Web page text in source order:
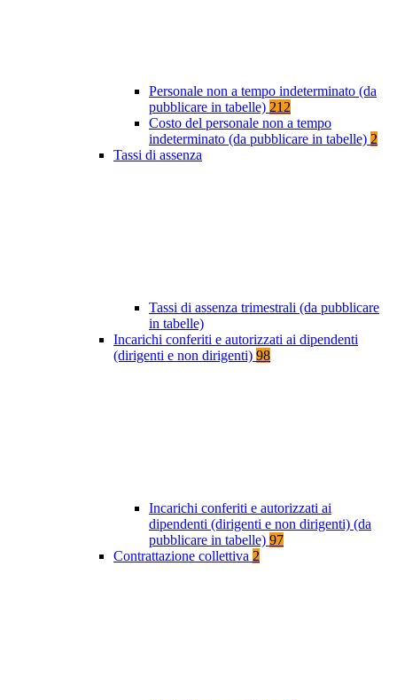
Personale non a tempo indeterminato (da
pubblicare in tabelle) 212
Costo del personale non a tempo
indeterminato (da pubblicare in tabelle) 2
Tassi di assenza
Tassi di assenza trimestrali (da pubblicare
in tabelle)
Incarichi conferiti e autorizzati ai dipendenti
(dirigenti e non dirigenti) 98
Incarichi conferiti e autorizzati ai
dipendenti (dirigenti e non dirigenti) (da
pubblicare in tabelle) 97
Contrattazione collettiva 2